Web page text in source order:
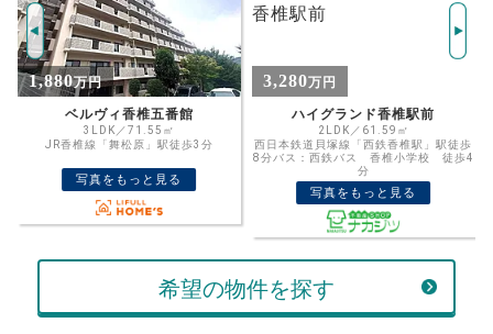
返済期間
住宅ローン
金利
ボーナス
返済金額
万円
万円
推定売却価格： 4704万円
資金計画のために査定額や希望売却価
格を入力して活用するのもおすすめ◎
残債
万円
計算する
3,280万円
ハイグランド香椎駅前
2LDK／61.59㎡
西日本鉄道貝塚線「西鉄香椎駅」駅徒歩
分
写真をもっと見る
4,990万円
照葉ザ・タワー 3階 3LDK
3LDK／79.14㎡
西鉄貝塚線「香椎花園前駅」駅28
写真をもっと見る
希望の物件を探す